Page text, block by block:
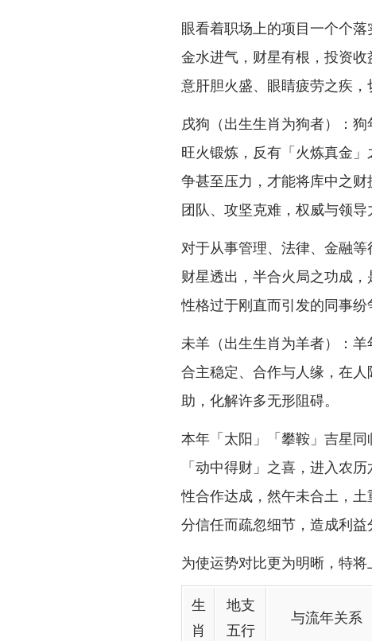
眼看着职场上的项目一个个
金水进气，财星有根，投资
意肝胆火盛、眼睛疲劳之疾，
戌狗（出生生肖为狗者）：
旺火锻炼，反有「火炼真金
争甚至压力，才能将库中之
团队、攻坚克难，权威与领导
对于从事管理、法律、金融
财星透出，半合火局之功成
性格过于刚直而引发的同事纷
未羊（出生生肖为羊者）：
合主稳定、合作与人缘，在
助，化解许多无形阻碍。
本年「太阳」「攀鞍」吉星
「动中得财」之喜，进入农
性合作达成，然午未合土，
分信任而疏忽细节，造成利益
为使运势对比更为明晰，特
生
肖
地支
五行
与流年关系